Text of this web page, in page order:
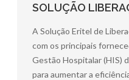
SOLUÇÃO
A Solução Eritel de
com os principais
Gestão Hospitalar (HIS)
para aumentar a